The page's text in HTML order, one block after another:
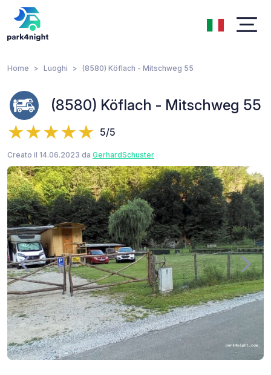
Home Luoghi (8580) Köflach - Mitschweg 55
(8580) Köflach - Mitschweg 55
5/5
Creato il 14.06.2023 da GerhardSchuster